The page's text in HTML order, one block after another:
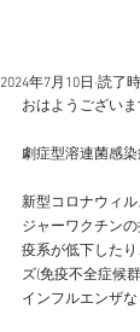
2024年7月10日 読了
おはようございま
劇症型溶連菌感染
新型コロナウィ
ジャーワクチン
疫系が低下した
ズ(免疫不全症候
インフルエンザ